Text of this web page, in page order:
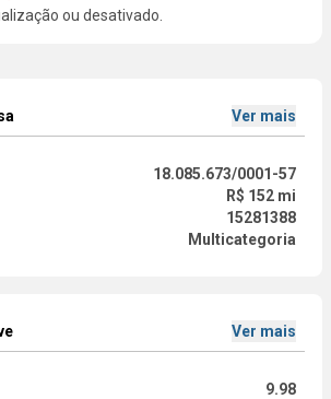
ou desativado.
Ver mais
18.085.673/0001-57
R$ 152 mi
15281388
Multicategoria
Ver mais
9.98